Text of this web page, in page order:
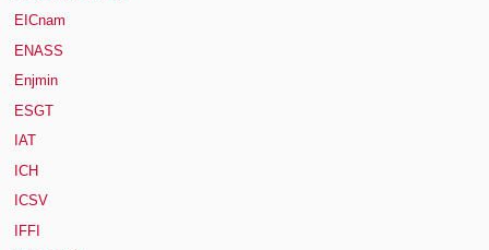
EICnam
ENASS
Enjmin
ESGT
IAT
ICH
ICSV
IFFI